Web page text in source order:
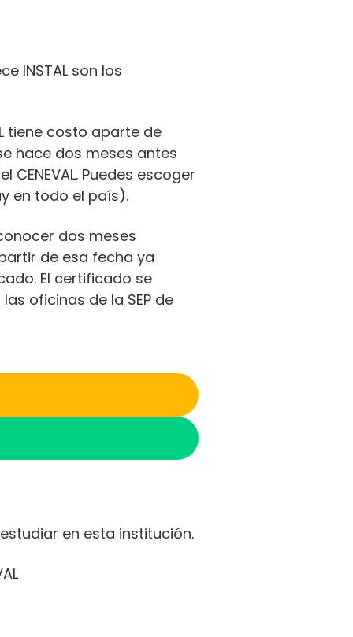
INSTAL son los
tiene costo aparte de
hace dos meses antes
CENEVAL. Puedes escoger
en todo el país).
dos meses
de esa fecha ya
El certificado se
oficinas de la SEP de
en esta institución.